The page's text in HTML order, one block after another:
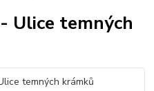
Ulice temných